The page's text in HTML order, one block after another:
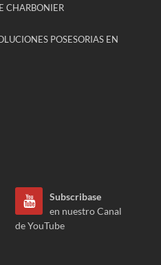
CHARBONIER
POSESORIAS EN
Subscribase
en nuestro Canal
de YouTube